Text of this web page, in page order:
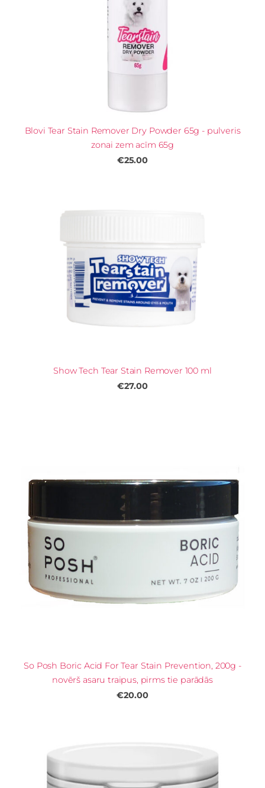
Blovi Tear Stain Remover Dry Powder 65g - pulveris
zonai zem acīm 65g
€25.00
Show Tech Tear Stain Remover 100 ml
€27.00
So Posh Boric Acid For Tear Stain Prevention, 200g -
novērš asaru traipus, pirms tie parādās
€20.00